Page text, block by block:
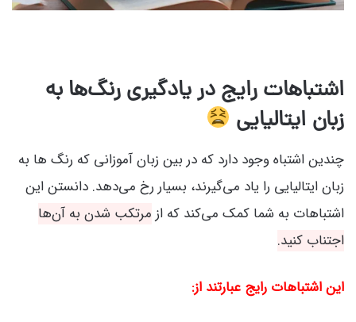
اشتباهات رایج در یادگیری رنگ‌ها به
زبان ایتالیایی
چندین اشتباه وجود دارد که در بین زبان آموزانی که رنگ‌ ها به
زبان ایتالیایی را یاد می‌گیرند، بسیار رخ می‌دهد. دانستن این
اشتباهات به شما کمک می‌کند که از مرتکب شدن به آن‌ها
اجتناب کنید.
این اشتباهات رایج عبارتند از: